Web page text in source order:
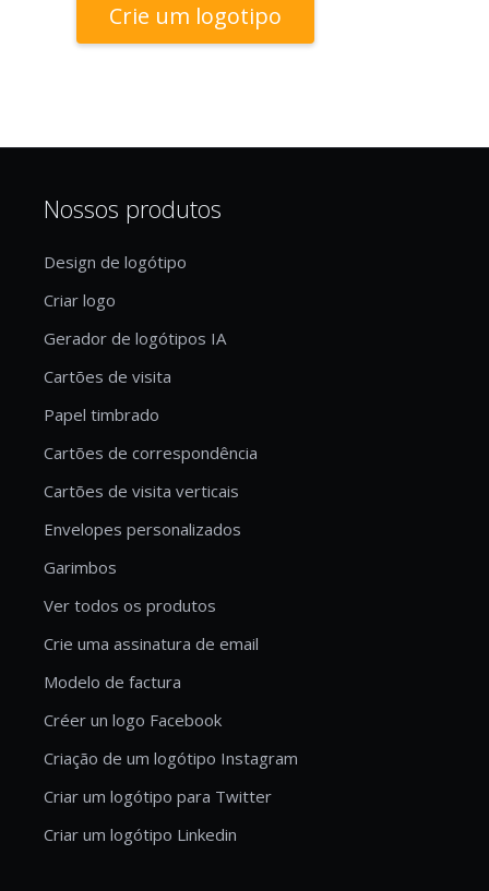
Crie um logotipo
Nossos produtos
Design de logótipo
Criar logo
Gerador de logótipos IA
Cartões de visita
Papel timbrado
Cartões de correspondência
Cartões de visita verticais
Envelopes personalizados
Garimbos
Ver todos os produtos
Crie uma assinatura de email
Modelo de factura
Créer un logo Facebook
Criação de um logótipo Instagram
Criar um logótipo para Twitter
Criar um logótipo Linkedin